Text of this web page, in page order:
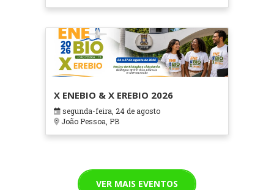
X ENEBIO & X EREBIO 2026
segunda-feira, 24 de agosto
João Pessoa, PB
VER MAIS EVENTOS